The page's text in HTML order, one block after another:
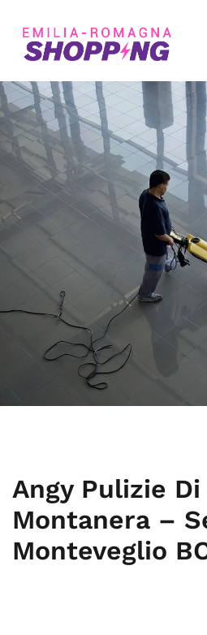
Angy Pulizie
Montanera –
Monteveglio